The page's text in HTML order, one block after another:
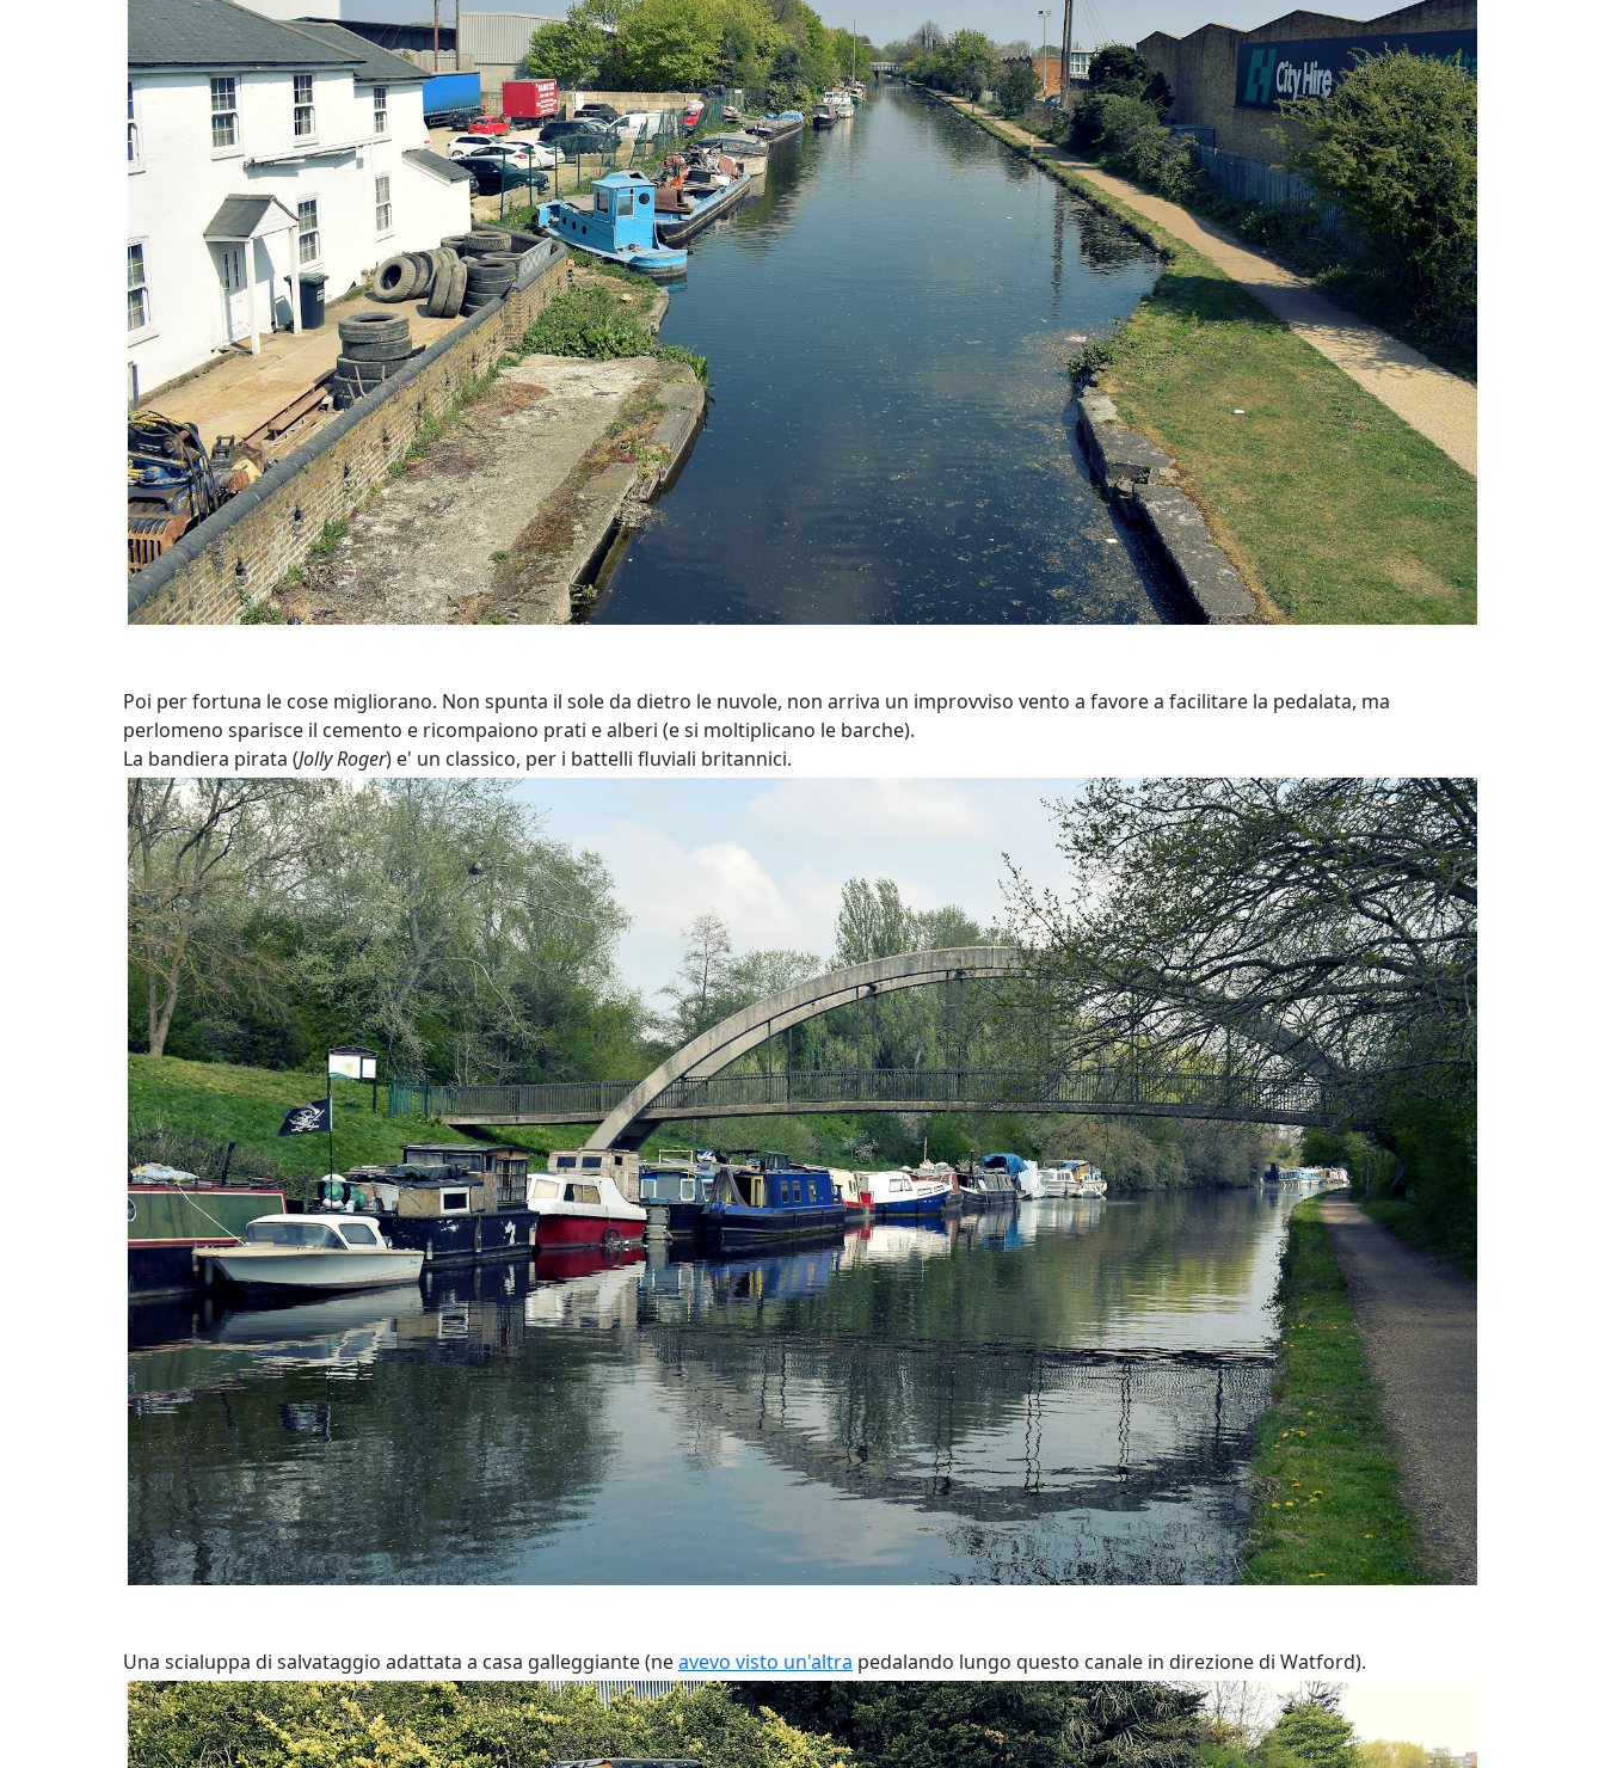
Poi per fortuna le cose migliorano. Non spunta il sole da dietro le nuvole, non arriva un improvviso vento a favore a facilitare la pedalata, ma
perlomeno sparisce il cemento e ricompaiono prati e alberi (e si moltiplicano le barche).
La bandiera pirata (Jolly Roger) e' un classico, per i battelli fluviali britannici.
Una scialuppa di salvataggio adattata a casa galleggiante (neavevo visto un'altra pedalando lungo questo canale in direzione di Watford).